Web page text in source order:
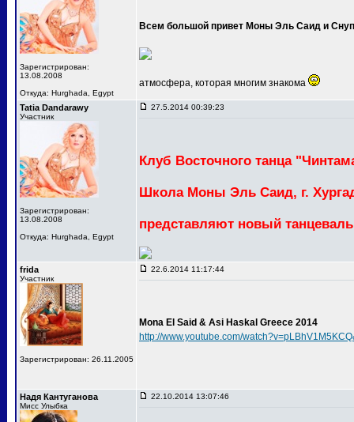
Зарегистрирован:
13.08.2008
Откуда: Hurghada, Egypt
Всем большой привет Моны Эль Саид и
атмосфера, которая многим знакома
Tatia Dandarawy
Участник
Зарегистрирован:
13.08.2008
Откуда: Hurghada, Egypt
27.5.2014 00:39:23
Клуб Восточного танца
Школа Моны Эль Саид, г.
представляют новый
frida
Участник
Зарегистрирован: 26.11.2005
22.6.2014 11:17:44
Mona El Said & Asi Haskal Greece 2014
http://www.youtube.com/
Надя Кантуганова
Мисс Улыбка
22.10.2014 13:07:46